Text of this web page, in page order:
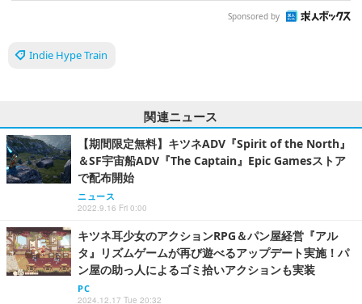
Sponsored by
Indie Hype Train
関連ニュース
【期間限定無料】キツネADV『Spirit of the North』
＆SF宇宙船ADV『The Captain』Epic Gamesストア
で配布開始
ニュース
2022.9.16 Fri 0:00
キツネ耳少女のアクションRPG＆パン屋経営『アル
タ』リズムゲームが再び遊べるアップデート実施！パ
ン屋の助っ人によるゴミ拾いアクションも実装
PC
2024.12.17 Tue 20:32